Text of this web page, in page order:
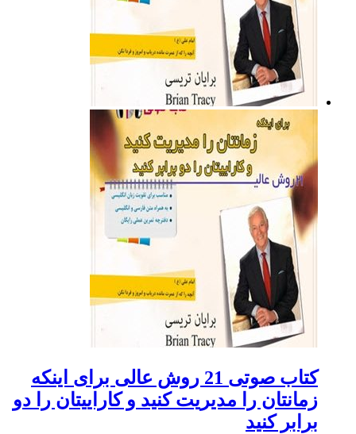
کتاب صوتی 21 روش عالی برای اینکه
زمانتان را مدیریت کنید و کاراییتان را دو
برابر کنید